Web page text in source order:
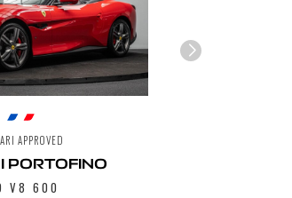
écran tactil de
et Bluetooth Audio
APPROVED
PORTOFINO
V8 600